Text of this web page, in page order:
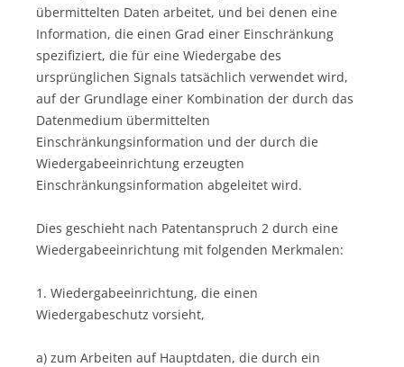
übermittelten Daten arbeitet, und bei denen eine
Information, die einen Grad einer Einschränkung
spezifiziert, die für eine Wiedergabe des
ursprünglichen Signals tatsächlich verwendet wird,
auf der Grundlage einer Kombination der durch das
Datenmedium übermittelten
Einschränkungsinformation und der durch die
Wiedergabeeinrichtung erzeugten
Einschränkungsinformation abgeleitet wird.
Dies geschieht nach Patentanspruch 2 durch eine
Wiedergabeeinrichtung mit folgenden Merkmalen:
1. Wiedergabeeinrichtung, die einen
Wiedergabeschutz vorsieht,
a) zum Arbeiten auf Hauptdaten, die durch ein